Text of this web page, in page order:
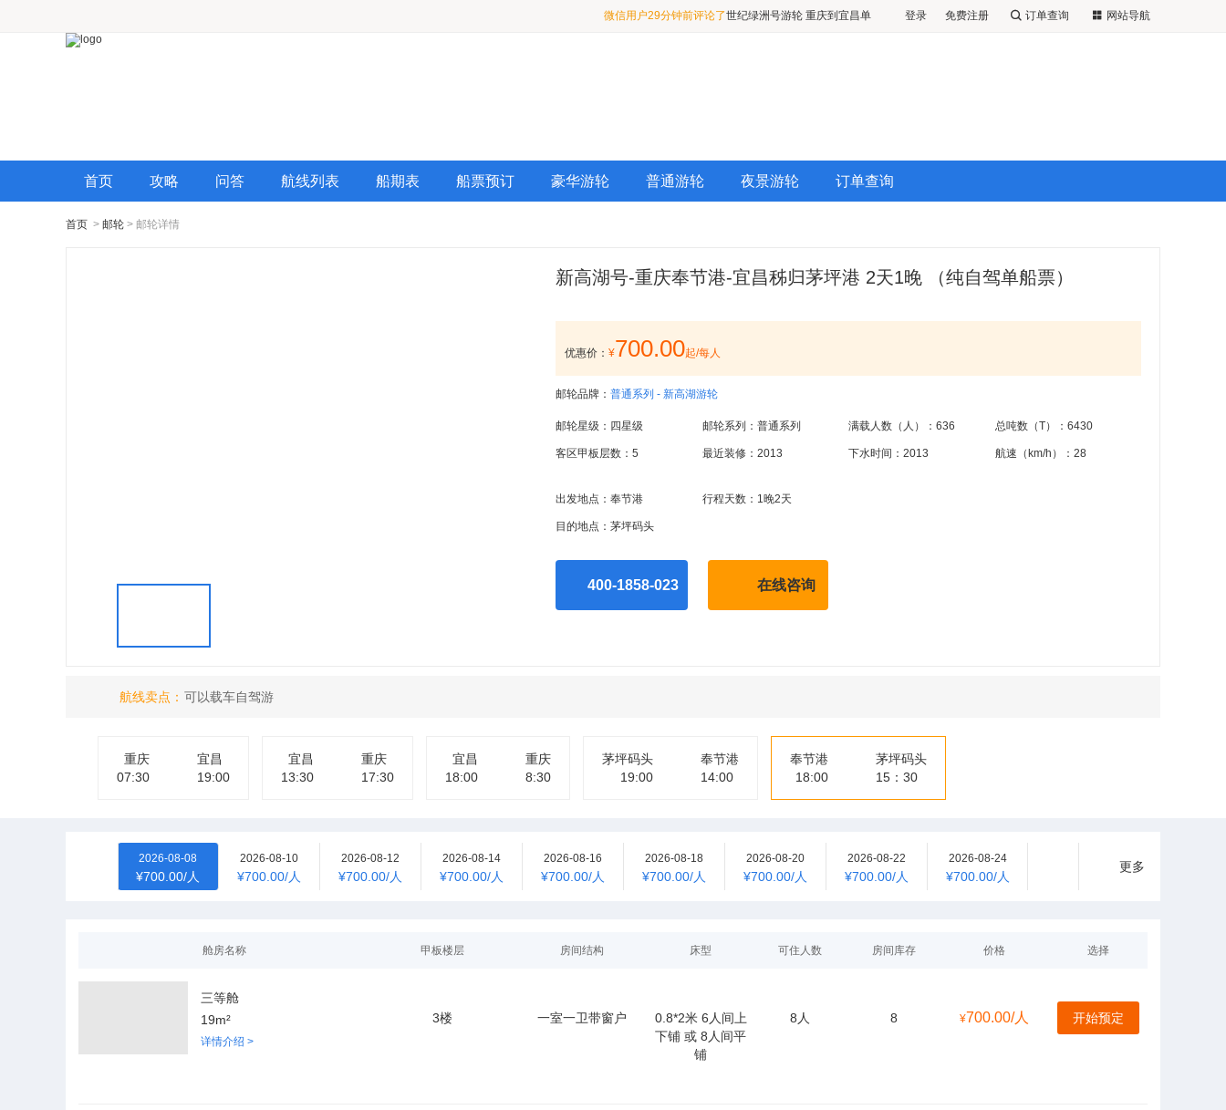
登录 免费注册 订单查询 网站导航
微信用户29分钟前评论了世纪绿洲号游轮 重庆到宜昌单
首页 攻略 问答 航线列表 船期表 船票预订 豪华游轮 普通游轮 夜景游轮 订单查询
首页 > 邮轮 > 邮轮详情
新高湖号-重庆奉节港-宜昌秭归茅坪港 2天1晚 （纯自驾单船票）
优惠价： ¥700.00起/每人
邮轮品牌： 普通系列 - 新高湖游轮
邮轮星级：四星级 邮轮系列：普通系列 满载人数（人）：636 总吨数（T）：6430
客区甲板层数：5 最近装修：2013 下水时间：2013 航速（km/h）：28
出发地点：奉节港 行程天数：1晚2天
目的地点：茅坪码头
400-1858-023 在线咨询
航线卖点： 可以载车自驾游
重庆
07:30
宜昌
19:00
宜昌
13:30
重庆
17:30
宜昌
18:00
重庆
8:30
茅坪码头
19:00
奉节港
14:00
奉节港
18:00
茅坪码头
15：30
2026-08-08
¥700.00/人
2026-08-10
¥700.00/人
2026-08-12
¥700.00/人
2026-08-14
¥700.00/人
2026-08-16
¥700.00/人
2026-08-18
¥700.00/人
2026-08-20
¥700.00/人
2026-08-22
¥700.00/人
2026-08-24
¥700.00/人
更多
舱房名称 甲板楼层 房间结构 床型 可住人数 房间库存 价格 选择
三等舱
19m²
详情介绍 >
3楼 一室一卫带窗户
0.8*2米 6人间上
下铺 或 8人间平
铺
8人 8 ¥700.00/人 开始预定